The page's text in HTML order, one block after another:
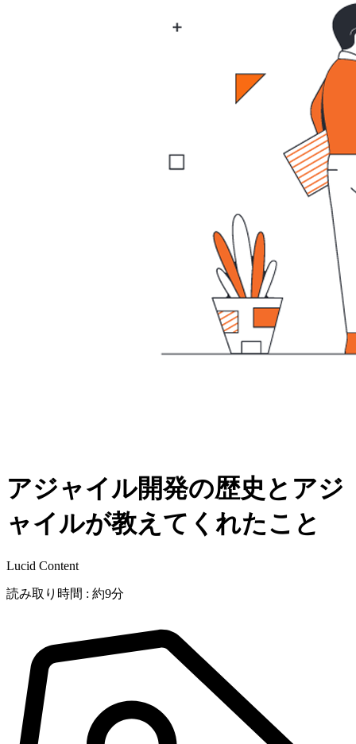
アジャイル開発の歴史とアジ
ャイルが教えてくれたこと
Lucid Content
読み取り時間 : 約9分